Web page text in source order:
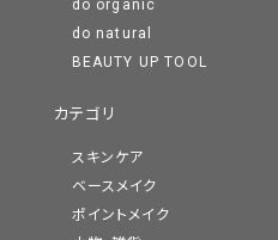
do organic
do natural
BEAUTY UP TOOL
カテゴリ
スキンケア
ベースメイク
ポイントメイク